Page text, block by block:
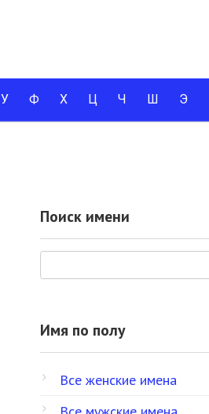
У Ф Х Ц Ч Ш Э
Поиск имени
Имя по полу
Все женские имена